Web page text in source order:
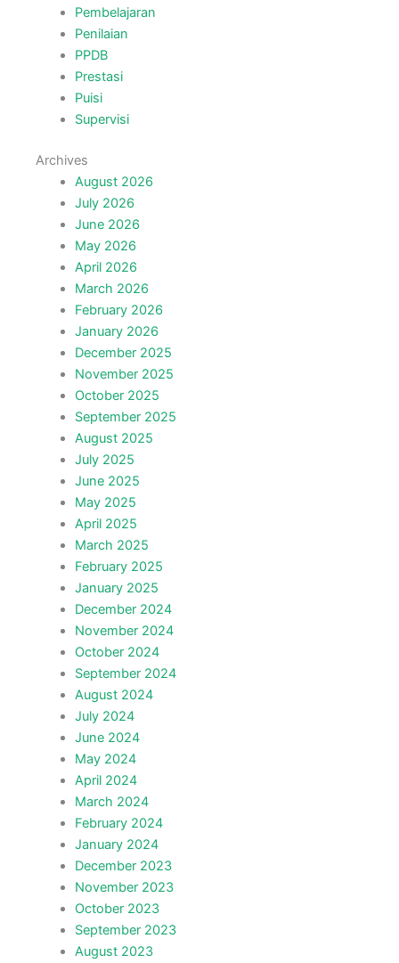
Pembelajaran
Penilaian
PPDB
Prestasi
Puisi
Supervisi
Archives
August 2026
July 2026
June 2026
May 2026
April 2026
March 2026
February 2026
January 2026
December 2025
November 2025
October 2025
September 2025
August 2025
July 2025
June 2025
May 2025
April 2025
March 2025
February 2025
January 2025
December 2024
November 2024
October 2024
September 2024
August 2024
July 2024
June 2024
May 2024
April 2024
March 2024
February 2024
January 2024
December 2023
November 2023
October 2023
September 2023
August 2023